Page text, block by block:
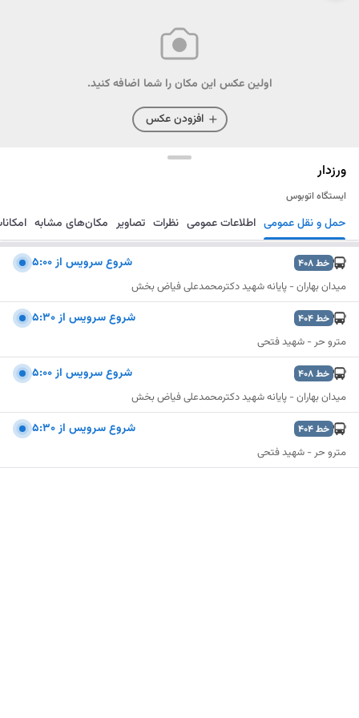
اولین عکس این مکان را شما اضافه کنید.
افزودن عکس
ورزدار
ایستگاه اتوبوس
مسیریابی ذخیره ارسال حمل و نقل عمومی اطلاعات عمومی نظرات تصاویر مکان‌های مشابه
خط408 شروع سرويس از 5:00
میدان بهاران - پایانه شهید دکترمحمدعلی فیاض بخش
خط404 شروع سرويس از 5:30
مترو حر - شهید فتحی
خط408 شروع سرويس از 5:00
میدان بهاران - پایانه شهید دکترمحمدعلی فیاض بخش
خط404 شروع سرويس از 5:30
مترو حر - شهید فتحی